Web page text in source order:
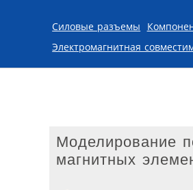
Skip to content
Силовые разъемы
Электромагнитная
Моделирование
магнитных